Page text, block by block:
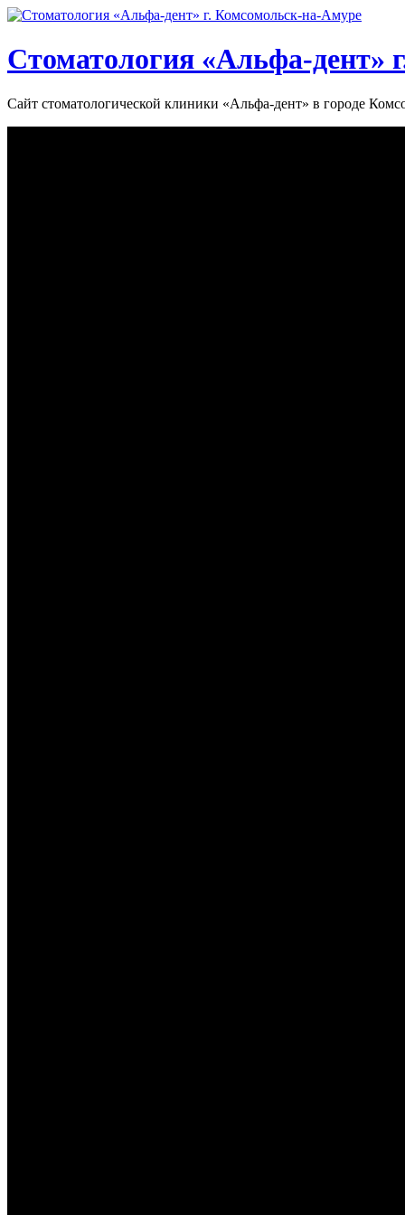
Стоматология «‎Альфа-дент»‎
Сайт стоматологической клиники «‎Альфа-дент» в городе